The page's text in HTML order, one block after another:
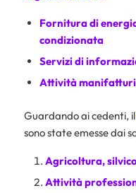
Fornitura di
condizionata
Servizi di
Attività
Guardando ai cedenti, il
sono state emesse dai
Agricoltura,
Attività